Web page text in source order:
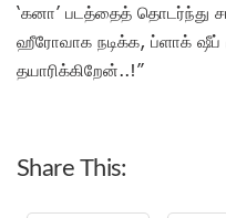
‘கனா’ படத்தைத் தொடர்ந்து
ஹீரோவாக நடிக்க, ப்ளாக் ஷீப்
தயாரிக்கிறேன்..!”
Share This: